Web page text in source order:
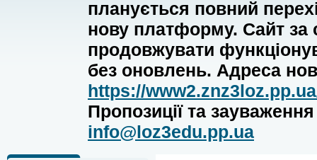
планується повний
нову платформу. Сайт
продовжувати
без оновлень. Адреса
https://
Пропозиції та
info@loz3edu.pp.ua